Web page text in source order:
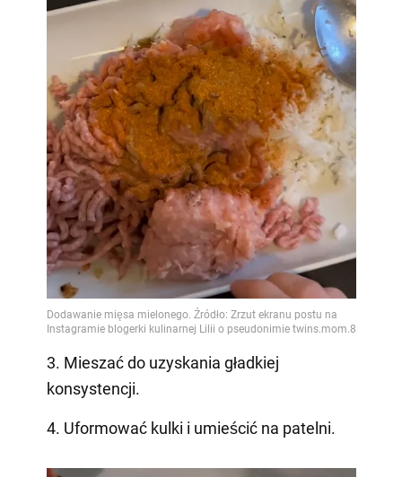
3. Mieszać do uzyskania gładkiej
konsystencji.
4. Uformować kulki i umieścić na patelni.